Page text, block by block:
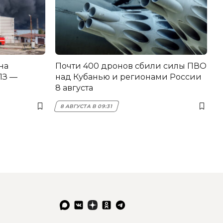
—
Почти 400 дронов сбили силы ПВО
над Кубанью и регионами России
8 августа
8 АВГУСТА В 09:31